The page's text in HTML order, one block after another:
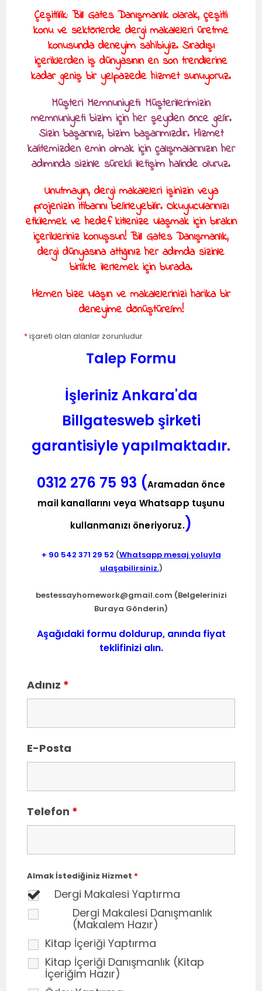
Çeşitlilik: Bill Gates Danışmanlık olarak, çeşitli
konu ve sektörlerde dergi makaleleri üretme
konusunda deneyim sahibiyiz. Sıradışı
içeriklerden iş dünyasının en son trendlerine
kadar geniş bir yelpazede hizmet sunuyoruz.
Müşteri Memnuniyeti: Müşterilerimizin
memnuniyeti bizim için her şeyden önce gelir.
Sizin başarınız, bizim başarımızdır. Hizmet
kalitemizden emin olmak için çalışmalarınızın her
adımında sizinle sürekli iletişim halinde oluruz.
Unutmayın, dergi makaleleri işinizin veya
projenizin itibarını belirleyebilir. Okuyucularınızı
etkilemek ve hedef kitlenize ulaşmak için bırakın
içerikleriniz konuşsun! Bill Gates Danışmanlık,
dergi dünyasına attığınız her adımda sizinle
birlikte ilerlemek için burada.
Hemen bize ulaşın ve makalelerinizi harika bir
deneyime dönüştürelim!
*işareti olan alanlar zorunludur
Talep Formu
İşleriniz Ankara'da
Billgatesweb şirketi
garantisiyle yapılmaktadır.
0312 276 75 93 (Aramadan önce
mail kanallarını veya Whatsapp tuşunu
kullanmanızı öneriyoruz.)
+ 90 542 371 29 52 (Whatsapp mesaj yoluyla
ulaşabilirsiniz.)
bestessayhomework@gmail.com (Belgelerinizi
Buraya Gönderin)
Aşağıdaki formu doldurup, anında fiyat
teklifinizi alın.
Adınız *
E-Posta
Telefon *
Almak İstediğiniz Hizmet *
Dergi Makalesi Yaptırma
Dergi Makalesi Danışmanlık
(Makalem Hazır)
Kitap İçeriği Yaptırma
Kitap İçeriği Danışmanlık (Kitap
İçeriğim Hazır)